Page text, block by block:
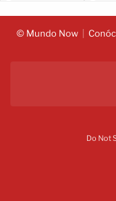
© Mundo Now
Do Not